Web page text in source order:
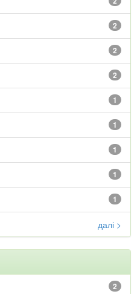
2
2
2
1
1
1
1
1
далі >
2